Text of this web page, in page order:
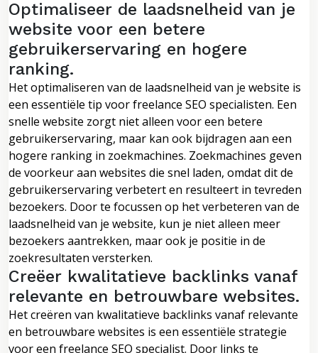
Optimaliseer de laadsnelheid van je
website voor een betere
gebruikerservaring en hogere
ranking.
Het optimaliseren van de laadsnelheid van je website is
een essentiële tip voor freelance SEO specialisten. Een
snelle website zorgt niet alleen voor een betere
gebruikerservaring, maar kan ook bijdragen aan een
hogere ranking in zoekmachines. Zoekmachines geven
de voorkeur aan websites die snel laden, omdat dit de
gebruikerservaring verbetert en resulteert in tevreden
bezoekers. Door te focussen op het verbeteren van de
laadsnelheid van je website, kun je niet alleen meer
bezoekers aantrekken, maar ook je positie in de
zoekresultaten versterken.
Creëer kwalitatieve backlinks vanaf
relevante en betrouwbare websites.
Het creëren van kwalitatieve backlinks vanaf relevante
en betrouwbare websites is een essentiële strategie
voor een freelance SEO specialist. Door links te